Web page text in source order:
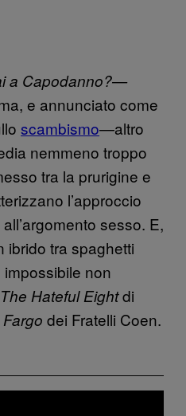
a Capodanno?—
e annunciato come
scambismo—altro
nemmeno troppo
tra la prurigine e
l’approccio
sesso. E,
ibrido tra spaghetti
non
The Hateful Eightdi
Fargo dei Fratelli Coen.